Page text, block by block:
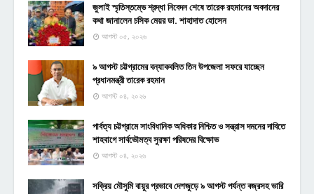
জুলাই স্মৃতিস্তম্ভে শ্রদ্ধা নিবেদন শেষে তারেক রহমানের অবদানের
কথা জানালেন চসিক মেয়র ডা. শাহাদাত হোসেন
আগস্ট ০৫, ২০২৬
৯ আগস্ট চট্টগ্রামের বন্যাকবলিত তিন উপজেলা সফরে যাচ্ছেন
প্রধানমন্ত্রী তারেক রহমান
আগস্ট ০৪, ২০২৬
পার্বত্য চট্টগ্রামে সাংবিধানিক অধিকার নিশ্চিত ও সন্ত্রাস দমনের দাবিতে
শাহবাগে সার্বভৌমত্ব সুরক্ষা পরিষদের বিক্ষোভ
আগস্ট ০৪, ২০২৬
সক্রিয় মৌসুমি বায়ুর প্রভাবে দেশজুড়ে ৯ আগস্ট পর্যন্ত বজ্রসহ ভারি